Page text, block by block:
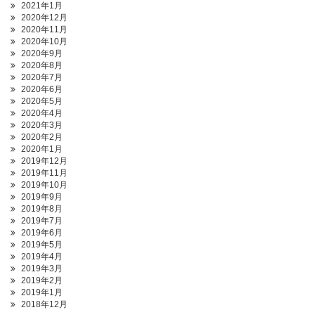
2021年1月
2020年12月
2020年11月
2020年10月
2020年9月
2020年8月
2020年7月
2020年6月
2020年5月
2020年4月
2020年3月
2020年2月
2020年1月
2019年12月
2019年11月
2019年10月
2019年9月
2019年8月
2019年7月
2019年6月
2019年5月
2019年4月
2019年3月
2019年2月
2019年1月
2018年12月